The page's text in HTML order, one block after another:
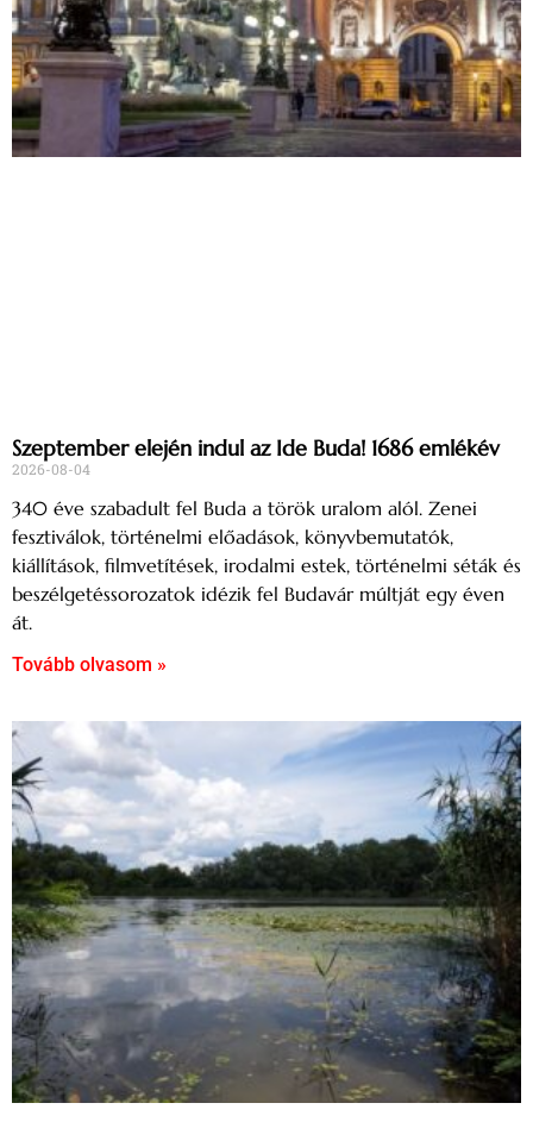
Szeptember elején indul az Ide Buda! 1686 emlékév
2026-08-04
340 éve szabadult fel Buda a török uralom alól. Zenei
fesztiválok, történelmi előadások, könyvbemutatók,
kiállítások, filmvetítések, irodalmi estek, történelmi séták és
beszélgetéssorozatok idézik fel Budavár múltját egy éven
át.
Tovább olvasom »